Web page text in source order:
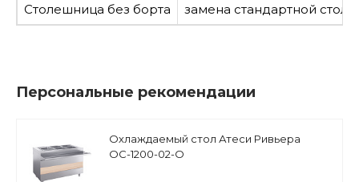
Столешница без борта замена стандартной
Персональные рекомендации
Охлаждаемый стол Атеси Ривьера
ОС-1200-02-О